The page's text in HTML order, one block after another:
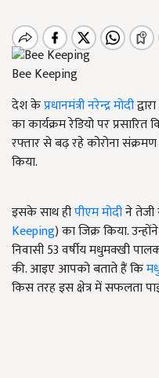
Bee Keeping
देश केप्रधानमंत्री नरेन्द्र मोदी
का कार्यक्रम रेडियो पर
रफ्तार से बढ़ रहे कोरोना
किया.
इसके साथ हीपीएम मोदीने
Keeping) का जिक्र किया.
निवासी 53 वर्षीय मधुमक्खी
की. आइए आपको बताते हैं कि
किस तरह इस क्षेत्र में सफलता